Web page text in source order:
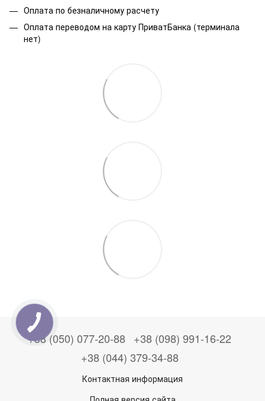
Оплата по безналичному расчету
Оплата переводом на карту ПриватБанка (терминала
нет)
+38 (050) 077-20-88 +38 (098) 991-16-22
+38 (044) 379-34-88
Контактная информация